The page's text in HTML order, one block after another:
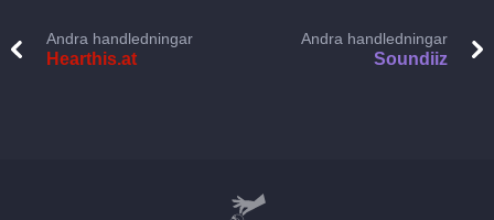
Andra handledningar
Hearthis.at
Andra handledningar
Soundiiz